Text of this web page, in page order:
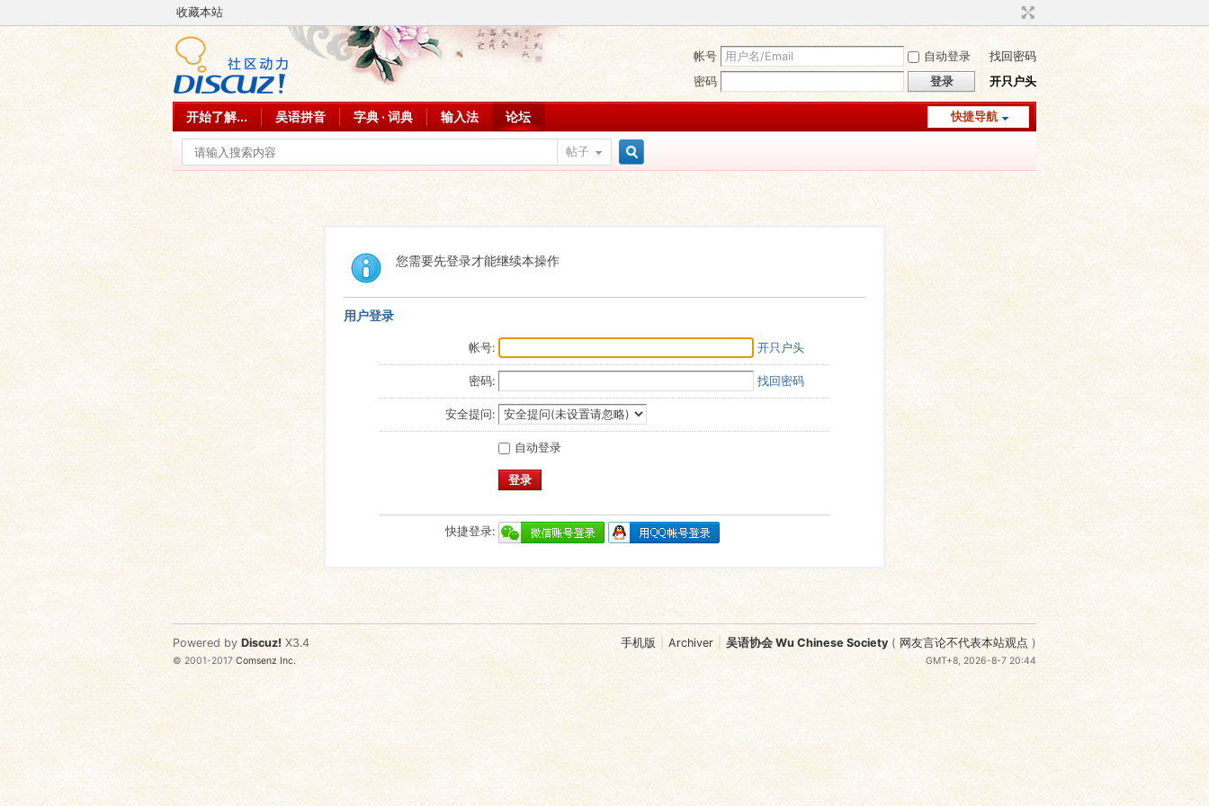
收藏本站
帐号 自动登录
找回密码
密码
登录 开只户头
快捷导航
开始了解... 吴语拼音 字典 · 词典 输入法 论坛
帖子
您需要先登录才能继续本操作
用户登录
帐号: 开只户头
密码: 找回密码
安全提问:
自动登录
登录
快捷登录:
手机版 Archiver 吴语协会 Wu Chinese Society ( 网友言论不代表本站观点 )
GMT+8, 2026-8-7 20:44
Powered by Discuz! X3.4
© 2001-2017Comsenz Inc.